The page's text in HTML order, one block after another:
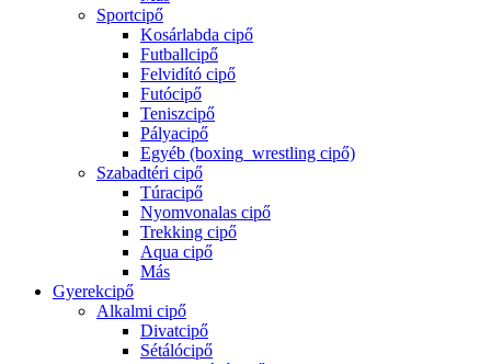
Sportcipő
Kosárlabda cipő
Futballcipő
Felvidító cipő
Futócipő
Teniszcipő
Pályacipő
Egyéb (boxing_wrestling cipő)
Szabadtéri cipő
Túracipő
Nyomvonalas cipő
Trekking cipő
Aqua cipő
Más
Gyerekcipő
Alkalmi cipő
Divatcipő
Sétálócipő